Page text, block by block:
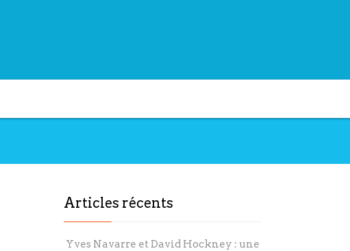
Articles récents
Yves Navarre et David Hockney : une